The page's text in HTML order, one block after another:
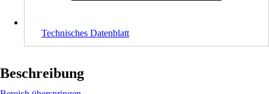
Technisches Datenblatt
Beschreibung